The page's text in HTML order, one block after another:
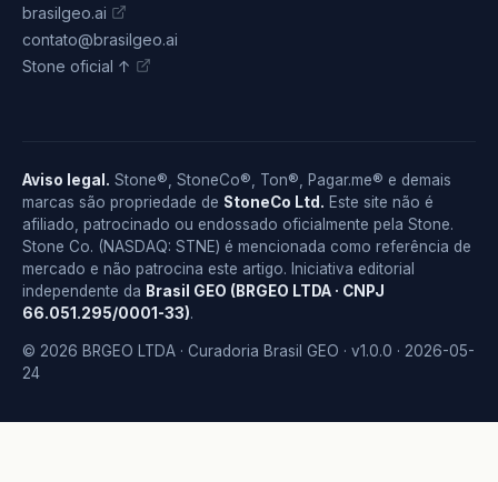
brasilgeo.ai
contato@brasilgeo.ai
Stone oficial ↑
Aviso legal. Stone®, StoneCo®, Ton®, Pagar.me® e demais
marcas são propriedade de StoneCo Ltd. Este site não é
afiliado, patrocinado ou endossado oficialmente pela Stone.
Stone Co. (NASDAQ: STNE) é mencionada como referência de
mercado e não patrocina este artigo. Iniciativa editorial
independente da Brasil GEO (BRGEO LTDA · CNPJ
66.051.295/0001-33).
© 2026 BRGEO LTDA · Curadoria Brasil GEO · v1.0.0 · 2026-05-
24